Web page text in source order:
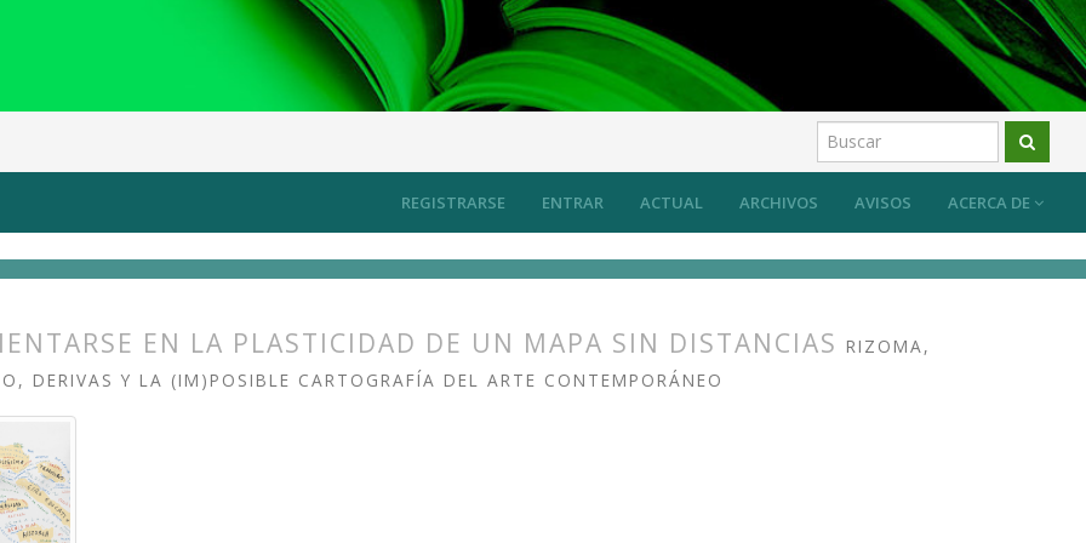
ACTUAL ARCHIVOS AVISOS ACERCA DE
REGISTRARSE ENTRAR
los territorios del arte contemporáneo Artículos
EN LA PLASTICIDAD DE UN MAPA SIN DISTANCIAS RIZOMA,
DERIVAS Y LA (IM)POSIBLE CARTOGRAFÍA DEL ARTE CONTEMPORÁNEO